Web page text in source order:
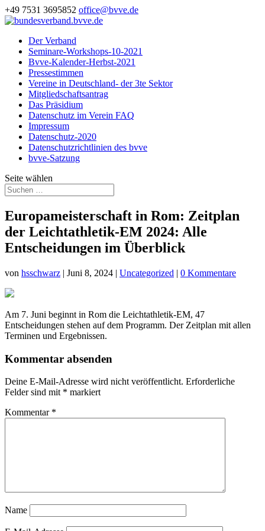
+49 7531 3695852 office@bvve.de
Der Verband
Seminare-Workshops-10-2021
Bvve-Kalender-Herbst-2021
Pressestimmen
Vereine in Deutschland- der 3te Sektor
Mitgliedschaftsantrag
Das Präsidium
Datenschutz im Verein FAQ
Impressum
Datenschutz-2020
Datenschutzrichtlinien des bvve
bvve-Satzung
Seite wählen
Europameisterschaft in Rom: Zeitplan
der Leichtathletik-EM 2024: Alle
Entscheidungen im Überblick
von hsschwarz | Juni 8, 2024 | Uncategorized | 0 Kommentare
Am 7. Juni beginnt in Rom die Leichtathletik-EM, 47
Entscheidungen stehen auf dem Programm. Der Zeitplan mit allen
Terminen und Ergebnissen.
Kommentar absenden
Deine E-Mail-Adresse wird nicht veröffentlicht. Erforderliche
Felder sind mit * markiert
Kommentar *
Name